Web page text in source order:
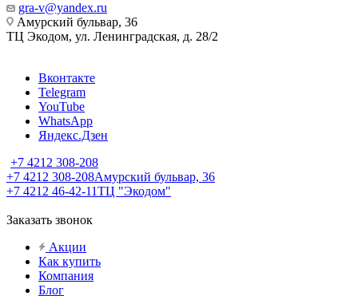
gra-v@yandex.ru
Амурский бульвар, 36
ТЦ Экодом, ул. Ленинградская, д. 28/2
Вконтакте
Telegram
YouTube
WhatsApp
Яндекс.Дзен
+7 4212 308-208
+7 4212 308-208Амурский бульвар, 36
+7 4212 46-42-11ТЦ "Экодом"
Заказать звонок
Акции
Как купить
Компания
Блог